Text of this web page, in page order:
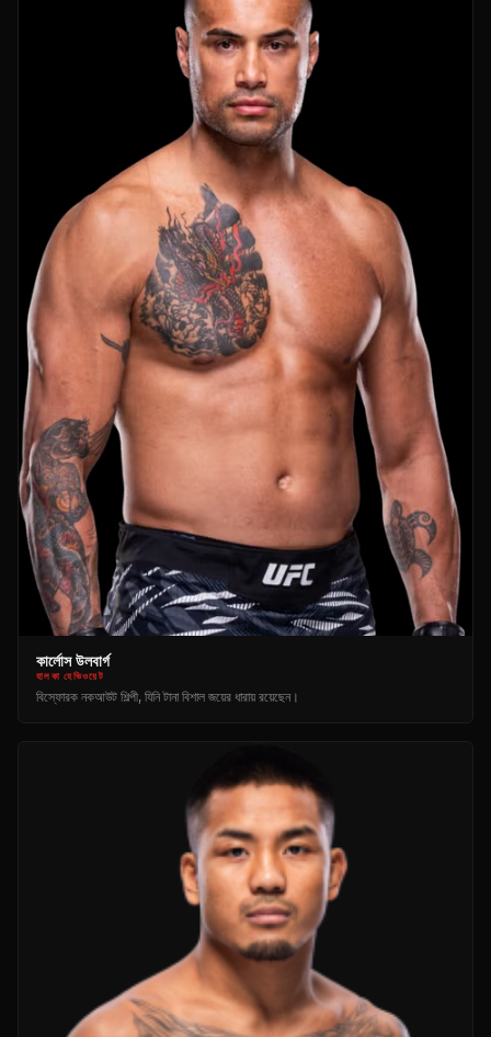
কার্লোস উলবার্গ
হালকা হেভিওয়েট
বিস্ফোরক নকআউট শিল্পী, যিনি টানা বিশাল জয়ের ধারায় রয়েছেন।